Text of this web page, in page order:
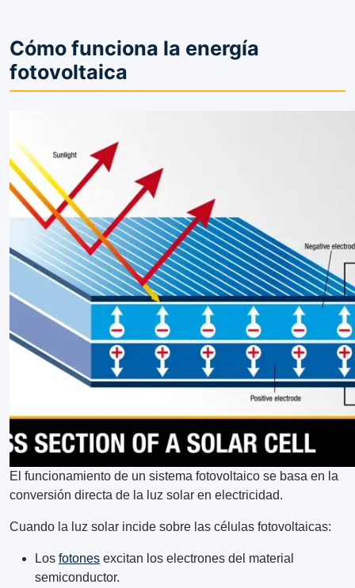
Cómo funciona la energía
fotovoltaica
El funcionamiento de un sistema fotovoltaico se basa en la
conversión directa de la luz solar en electricidad.
Cuando la luz solar incide sobre las células fotovoltaicas:
Los fotones excitan los electrones del material
semiconductor.